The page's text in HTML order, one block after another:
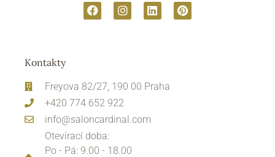
Kontakty
Freyova 82/27, 190 00 Praha
+420 774 652 922
info@saloncardinal.com
Otevírací doba:
Po - Pá: 9.00 - 18.00